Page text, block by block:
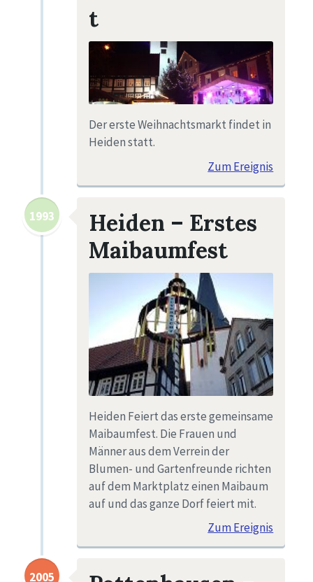
t
Der erste Weihnachtsmarkt findet in
Heiden statt.
Zum Ereignis
1993
Heiden – Erstes
Maibaumfest
Heiden Feiert das erste gemeinsame
Maibaumfest. Die Frauen und
Männer aus dem Verrein der
Blumen- und Gartenfreunde richten
auf dem Marktplatz einen Maibaum
auf und das ganze Dorf feiert mit.
Zum Ereignis
2005